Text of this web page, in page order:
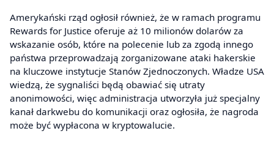
Amerykański rząd ogłosił również, że w ramach programu
Rewards for Justice oferuje aż 10 milionów dolarów za
wskazanie osób, które na polecenie lub za zgodą innego
państwa przeprowadzają zorganizowane ataki hakerskie
na kluczowe instytucje Stanów Zjednoczonych. Władze USA
wiedzą, że sygnaliści będą obawiać się utraty
anonimowości, więc administracja utworzyła już specjalny
kanał darkwebu do komunikacji oraz ogłosiła, że nagroda
może być wypłacona w kryptowalucie.